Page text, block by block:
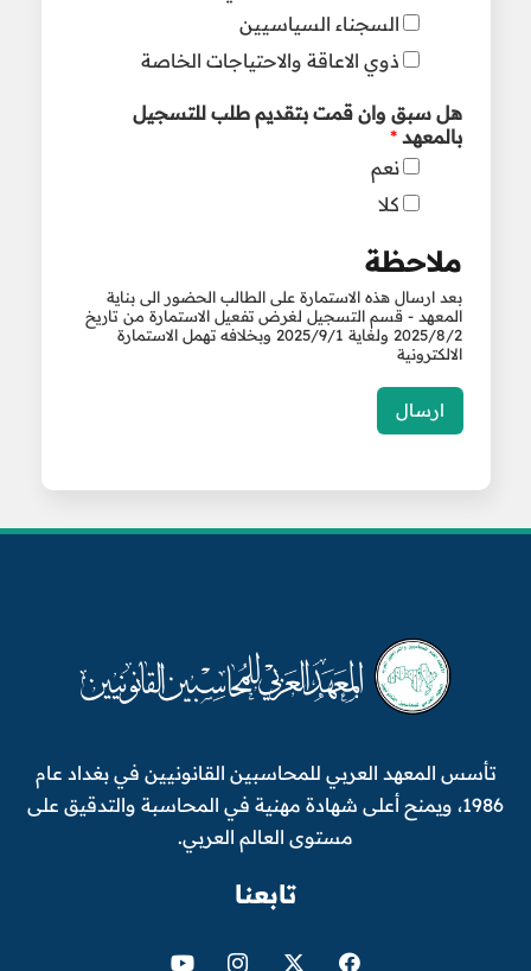
السجناء السياسيين
ذوي الاعاقة والاحتياجات الخاصة
هل سبق وان قمت بتقديم طلب للتسجيل
بالمعهد *
نعم
كلا
ملاحظة
بعد ارسال هذه الاستمارة على الطالب الحضور الى بناية
المعهد - قسم التسجيل لغرض تفعيل الاستمارة من تاريخ
2025/8/2 ولغاية 2025/9/1 وبخلافه تهمل الاستمارة
الالكترونية
ارسال
تأسس المعهد العربي للمحاسبين القانونيين في بغداد عام
1986، ويمنح أعلى شهادة مهنية في المحاسبة والتدقيق على
مستوى العالم العربي.
تابعنا